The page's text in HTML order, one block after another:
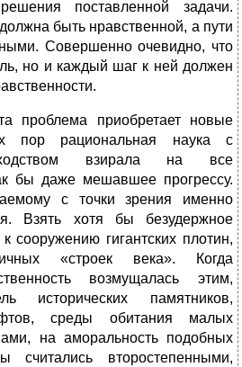
поставленной задачи.
быть нравственной, а пути
Совершенно очевидно, что
но и каждый шаг к ней должен
проблема приобретает новые
пор рациональная наука с
взирала на все
бы даже мешавшее прогрессу.
с точки зрения именно
Взять хотя бы безудержное
сооружению гигантских плотин,
«строек века». Когда
возмущалась этим,
исторических памятников,
среды обитания малых
на аморальность подобных
считались второстепенными,